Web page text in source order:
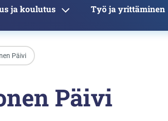
ja koulutus Työ ja yrittäminen
Päivi
Päivi